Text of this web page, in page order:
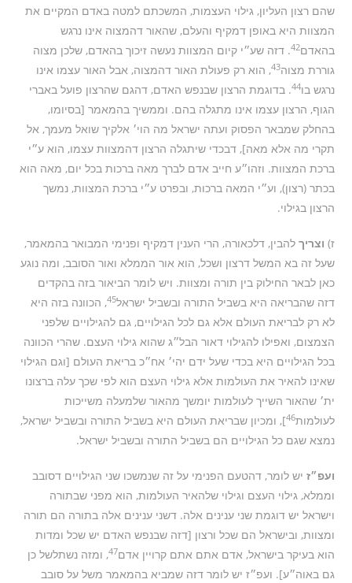
שהם רצון העליון, גילוי העצמות, המשכתם למטה באדם המקיים את
המצוות היא באופן דמקיף והעלם, שהאור דהמצוה אינו נרגש
בהאדם42. דזה שע״י קיום המצוות נעשה זיכוך בהאדם, שלכן מצוה
גוררת מצוה43, הוא רק פעולת האור דהמצוה, אבל האור עצמו אינו
נרגש בו44. בדוגמת הרצון שבנפש האדם, דהגם שהרצון פועל באברי
הגוף, הרצון עצמו אינו מתגלה בהם. וממשיך בהמאמר [בסיומו,
בהחלק שמבאר הפסוק ועתה ישראל מה הוי׳ אלקיך שואל מעמך, אל
תקרי מה אלא מאה], דבכדי שיתגלה הרצון דהמצוות עצמו, הוא ע״י
ברכת המצוות. וזהו״ע חייב אדם לברך מאה ברכות בכל יום, מאה הוא
בכתר (רצון), וע״י המאה ברכות, ובפרט ע״י ברכת המצוות, נמשך
הרצון בגילוי.
ז) וצריך להבין, דלכאורה, הרי הענין דמקיף ופנימי המבואר בהמאמר,
שעל זה בא המשל דרצון ושכל, הוא אור הממלא ואור הסובב, ומה נוגע
כאן לבאר החילוק בין תורה ומצוות. ויש לומר הביאור בזה בהקדים
דזה שהבריאה היא בשביל התורה ובשביל ישראל45, הכוונה בזה היא
לא רק לבריאת העולם אלא גם לכל הגילויים, גם להגילויים שלפני
הצמצום, ואפילו להגילוי דאור הבל״ג שהוא גילוי העצם. שהרי הכוונה
בכל הגילויים היא בכדי שעל ידם יהי׳ אח״כ בריאת העולם [וגם הגילוי
שאינו להאיר את העולמות אלא גילוי העצם הוא לפי שכך עלה ברצונו
ית׳ שהאור השייך לעולמות יומשך מהאור שלמעלה משייכות
לעולמות46], ומכיון שבריאת העולם היא בשביל התורה ובשביל ישראל,
נמצא שגם כל הגילויים הם בשביל התורה ובשביל ישראל.
ועפ״ז יש לומר, דהטעם הפנימי על זה שנמשכו שני הגילויים דסובב
וממלא, גילוי העצם וגילוי שלהאיר העולמות, הוא מפני שבתורה
וישראל יש דוגמת שני ענינים אלה. דשני ענינים אלה בתורה הם תורה
ומצוות, ובישראל הם שכל ורצון [דזה שבנפש האדם יש שכל ומדות
הוא בעיקר בישראל, אדם אתם אתם קרויין אדם47, ומזה נשתלשל כן
גם באוה״ע]. ועפ״ז יש לומר דזה שמביא בהמאמר משל על סובב